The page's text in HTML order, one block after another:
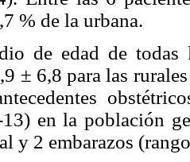
% de la urbana.
de edad de
± 6,8 para las
en la población
y 2 embarazos